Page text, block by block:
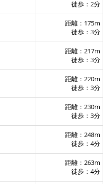
徒歩：2分
距離：175m
徒歩：3分
距離：217m
徒歩：3分
距離：220m
徒歩：3分
距離：230m
徒歩：3分
距離：248m
徒歩：4分
距離：263m
徒歩：4分